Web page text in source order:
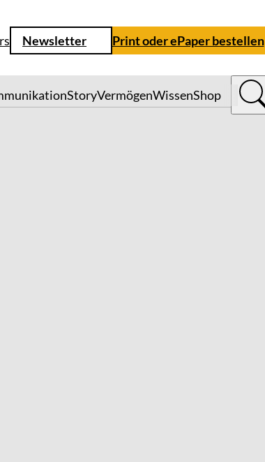
Newsletter Print oder ePaper bestellen
StoryVermögenWissenShop